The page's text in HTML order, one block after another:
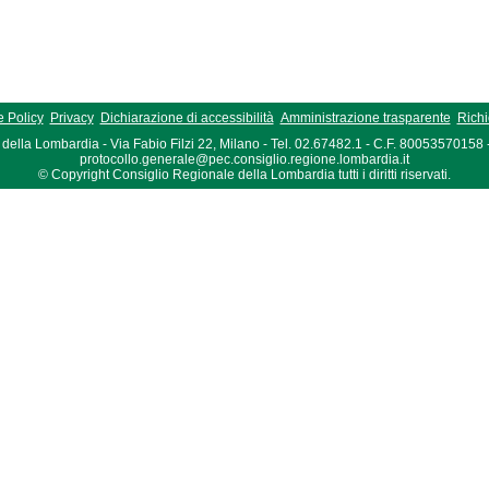
Policy Privacy Dichiarazione di accessibilità Amministrazione trasparente
Lombardia - Via Fabio Filzi 22, Milano - Tel. 02.67482.1 - C.F. 80053570158
protocollo.generale@pec.consiglio.regione.lombardia.it
© Copyright Consiglio Regionale della Lombardia tutti i diritti riservati.